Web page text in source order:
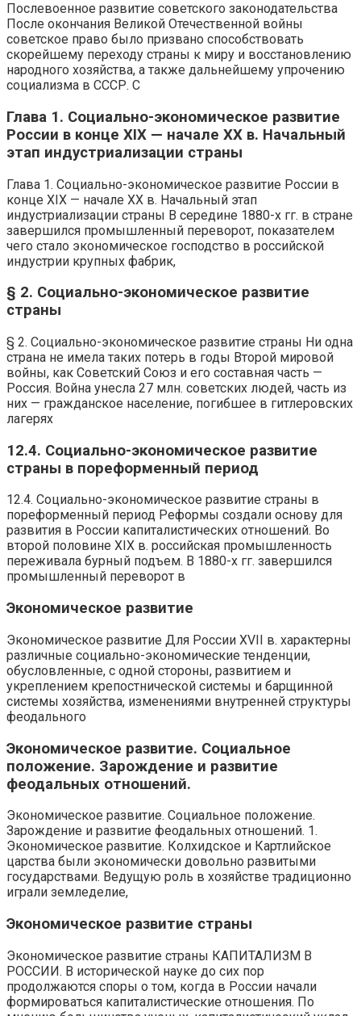
Послевоенное развитие советского законодательства
После окончания Великой Отечественной войны
советское право было призвано способствовать
скорейшему переходу страны к миру и восстановлению
народного хозяйства, а также дальнейшему упрочению
социализма в СССР. С
Глава 1. Социально-экономическое развитие
России в конце XIX — начале XX в. Начальный
этап индустриализации страны
Глава 1. Социально-экономическое развитие России в
конце XIX — начале XX в. Начальный этап
индустриализации страны В середине 1880-х гг. в стране
завершился промышленный переворот, показателем
чего стало экономическое господство в российской
индустрии крупных фабрик,
§ 2. Социально-экономическое развитие
страны
§ 2. Социально-экономическое развитие страны Ни одна
страна не имела таких потерь в годы Второй мировой
войны, как Советский Союз и его составная часть —
Россия. Война унесла 27 млн. советских людей, часть из
них — гражданское население, погибшее в гитлеровских
лагерях
12.4. Социально-экономическое развитие
страны в пореформенный период
12.4. Социально-экономическое развитие страны в
пореформенный период Реформы создали основу для
развития в России капиталистических отношений. Во
второй половине XIX в. российская промышленность
переживала бурный подъем. В 1880-х гг. завершился
промышленный переворот в
Экономическое развитие
Экономическое развитие Для России XVII в. характерны
различные социально-экономические тенденции,
обусловленные, с одной стороны, развитием и
укреплением крепостнической системы и барщинной
системы хозяйства, изменениями внутренней структуры
феодального
Экономическое развитие. Социальное
положение. Зарождение и развитие
феодальных отношений.
Экономическое развитие. Социальное положение.
Зарождение и развитие феодальных отношений. 1.
Экономическое развитие. Колхидское и Картлийское
царства были экономически довольно развитыми
государствами. Ведущую роль в хозяйстве традиционно
играли земледелие,
Экономическое развитие страны
Экономическое развитие страны КАПИТАЛИЗМ В
РОССИИ. В исторической науке до сих пор
продолжаются споры о том, когда в России начали
формироваться капиталистические отношения. По